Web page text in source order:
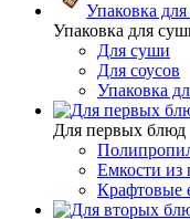
Упаковка
Упаковка для
Для суши
Для соусов
Упаковка
Для первых блюд
Емкости
Крафтовые